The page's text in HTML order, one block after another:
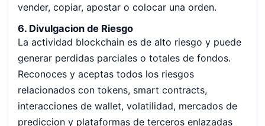
vender, copiar, apostar o colocar una orden.
6. Divulgacion de Riesgo
La actividad blockchain es de alto riesgo y puede
generar perdidas parciales o totales de fondos.
Reconoces y aceptas todos los riesgos
relacionados con tokens, smart contracts,
interacciones de wallet, volatilidad, mercados de
prediccion y plataformas de terceros enlazadas